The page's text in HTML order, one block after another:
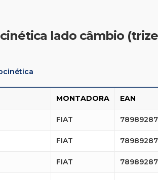
lado câmbio
MONTADORA EAN
FIAT
FIAT
FIAT